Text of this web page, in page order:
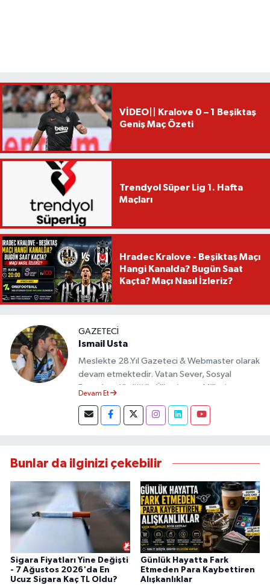
VİDEO|| Kralove 0 – 1 Beşiktaş
Geniş Maç Özeti
Trendyol Süper Lig 1. Hafta
Maçları
Hradec Kralove - Beşiktaş Maçı
Hangi Kanalda? Bugün Saat
Kaçta? Maçı Nasıl İzleriz?
GAZETECI
Ismail Usta
Meslekte 28.Yıl Gazeteci & Webmaster olarak
devam etmektedir. Vatan Sever, Sosyal
Demokrat Kimliği ile Ülkesine ve Milletine
almıştır.
Devam Et
Bunlar da ilginizi çekebilir
Sigara Fiyatları Yine Değişti
- 7 Ağustos 2026'da En
Ucuz Sigara Kaç TL Oldu?
Günlük Hayatta Fark
Etmeden Para Kaybettiren
Alışkanlıklar